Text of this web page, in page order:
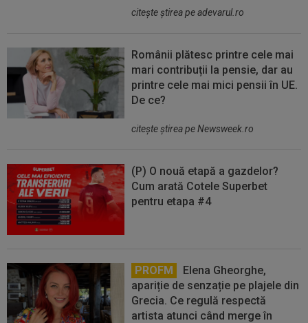
citeşte ştirea pe adevarul.ro
Românii plătesc printre cele mai
mari contribuții la pensie, dar au
printre cele mai mici pensii în UE.
De ce?
citeşte ştirea pe Newsweek.ro
(P) O nouă etapă a gazdelor?
Cum arată Cotele Superbet
pentru etapa #4
PROFM
Elena Gheorghe,
apariție de senzație pe plajele din
Grecia. Ce regulă respectă
artista atunci când merge în